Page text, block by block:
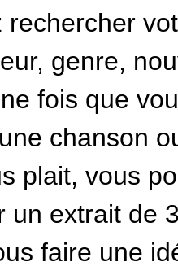
rechercher
genre,
fois que
chanson
plait, vous
un extrait de
faire une